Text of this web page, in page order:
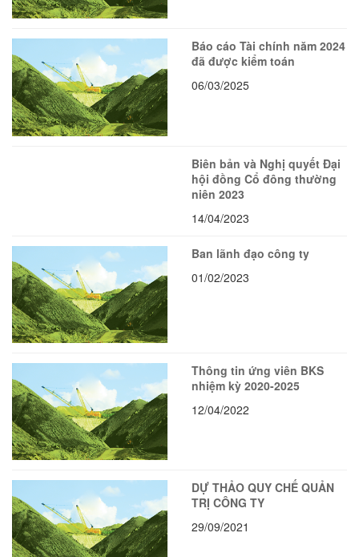
Báo cáo Tài chính năm 2024
đã được kiểm toán
06/03/2025
Biên bản và Nghị quyết Đại
hội đồng Cổ đông thường
niên 2023
14/04/2023
Ban lãnh đạo công ty
01/02/2023
Thông tin ứng viên BKS
nhiệm kỳ 2020-2025
12/04/2022
DỰ THẢO QUY CHẾ QUẢN
TRỊ CÔNG TY
29/09/2021